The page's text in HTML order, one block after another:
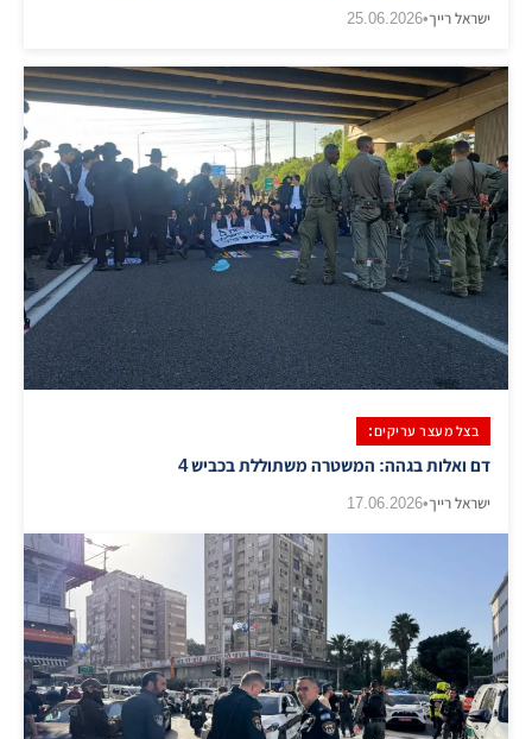
ישראל רייך•
25.06.2026
בצל מעצר עריקים:
​דם ואלות בגהה: המשטרה משתוללת בכביש 4
ישראל רייך•
17.06.2026